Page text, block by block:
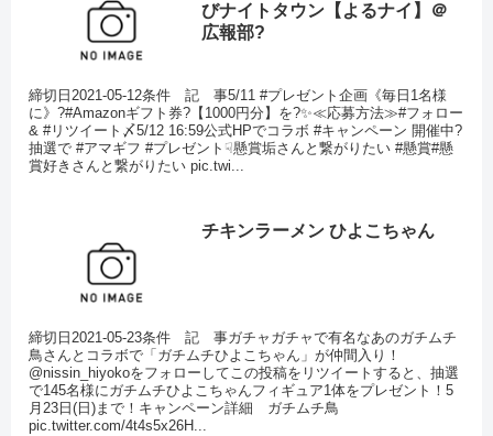
びナイトタウン【よるナイ】＠
広報部?
締切日2021-05-12条件 記 事5/11 #プレゼント企画《毎日1名様
に》?#Amazonギフト券?【1000円分】を?✨≪応募方法≫#フォロー
& #リツイート〆5/12 16:59公式HPでコラボ #キャンペーン 開催中?
抽選で #アマギフ #プレゼント☟懸賞垢さんと繋がりたい #懸賞#懸
賞好きさんと繋がりたい pic.twi...
チキンラーメン ひよこちゃん
締切日2021-05-23条件 記 事ガチャガチャで有名なあのガチムチ
鳥さんとコラボで「ガチムチひよこちゃん」が仲間入り！
@nissin_hiyokoをフォローしてこの投稿をリツイートすると、抽選
で145名様にガチムチひよこちゃんフィギュア1体をプレゼント！5
月23日(日)まで！キャンペーン詳細 ガチムチ鳥
pic.twitter.com/4t4s5x26H...